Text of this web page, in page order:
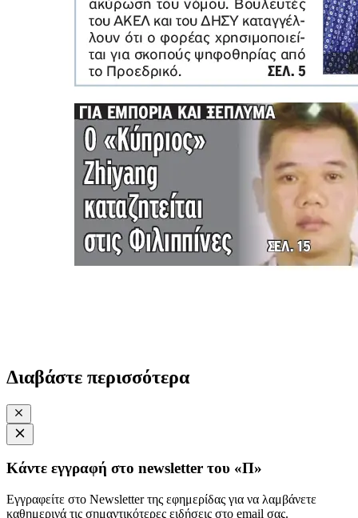
Διαβάστε περισσότερα
Κάντε εγγραφή στο newsletter του «Π»
Εγγραφείτε στο Newsletter της εφημερίδας για να λαμβάνετε
καθημερινά τις σημαντικότερες ειδήσεις στο email σας.